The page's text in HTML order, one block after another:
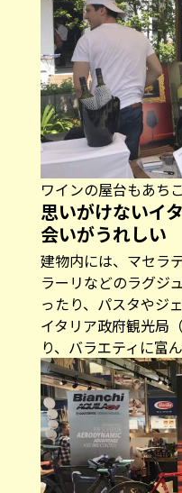
ワインの屋台もあち
思いがけないイ
会いがうれしい
建物内には、マセラ
ラーリなどのラグジ
ったり、パスタやジ
イタリア政府観光局
り、バラエティに富